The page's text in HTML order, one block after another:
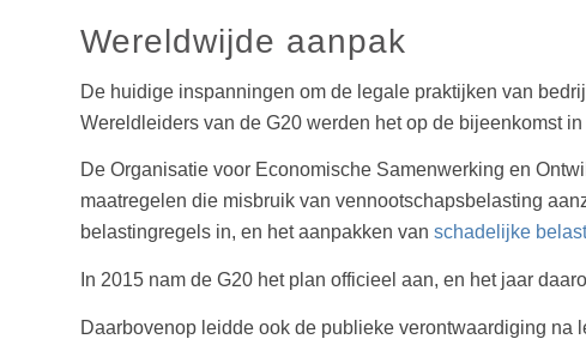
Wereldwijde aanpak
De huidige inspanningen om de legale praktijken van
Wereldleiders van de G20 werden het op de bijeenkomst
De Organisatie voor Economische Samenwerking en
maatregelen die misbruik van vennootschapsbelasting
belastingregels in, en het aanpakken van schadelijke
In 2015 nam de G20 het plan officieel aan, en het jaar
Daarbovenop leidde ook de publieke verontwaardiging na